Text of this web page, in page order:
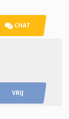
CHAT
VRIJ